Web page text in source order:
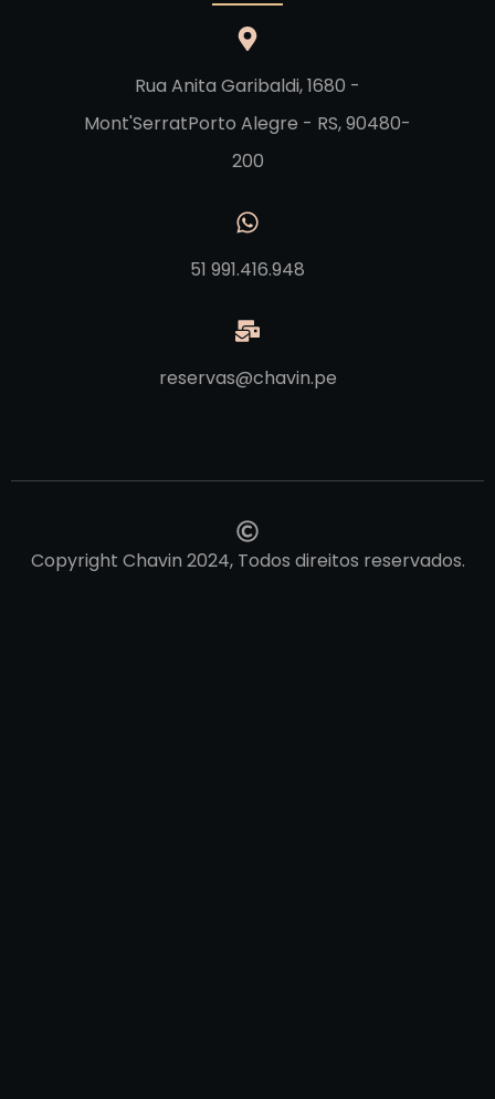
Rua Anita Garibaldi, 1680 -
Mont'SerratPorto Alegre - RS, 90480-
200
51 991.416.948
reservas@chavin.pe
Copyright Chavin 2024, Todos direitos reservados.